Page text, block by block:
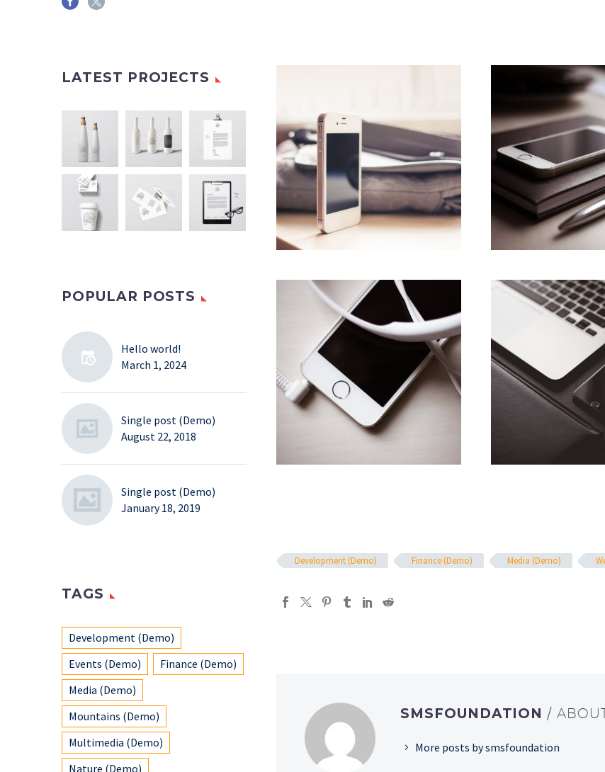
Development (Demo) Finance (Demo) Media (Demo)
SMSFOUNDATION/
More posts by smsfoundation
LATEST PROJECTS
POPULAR POSTS
Hello world!
March 1, 2024
Single post (Demo)
August 22, 2018
Single post (Demo)
January 18, 2019
TAGS
Development (Demo)
Events (Demo)
Finance (Demo)
Media (Demo)
Mountains (Demo)
Multimedia (Demo)
Nature (Demo)